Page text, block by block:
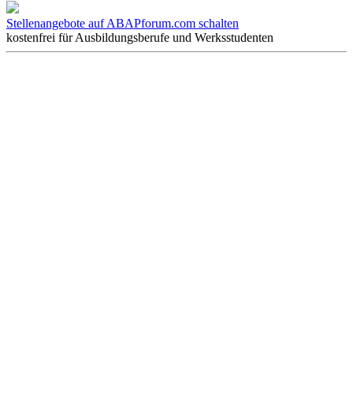
Stellenangebote auf ABAPforum.com schalten
kostenfrei für Ausbildungsberufe und Werksstudenten